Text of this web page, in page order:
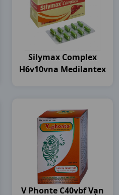
Silymax Complex
H6v10vna Medilantex
V Phonte C40vbf Vạn